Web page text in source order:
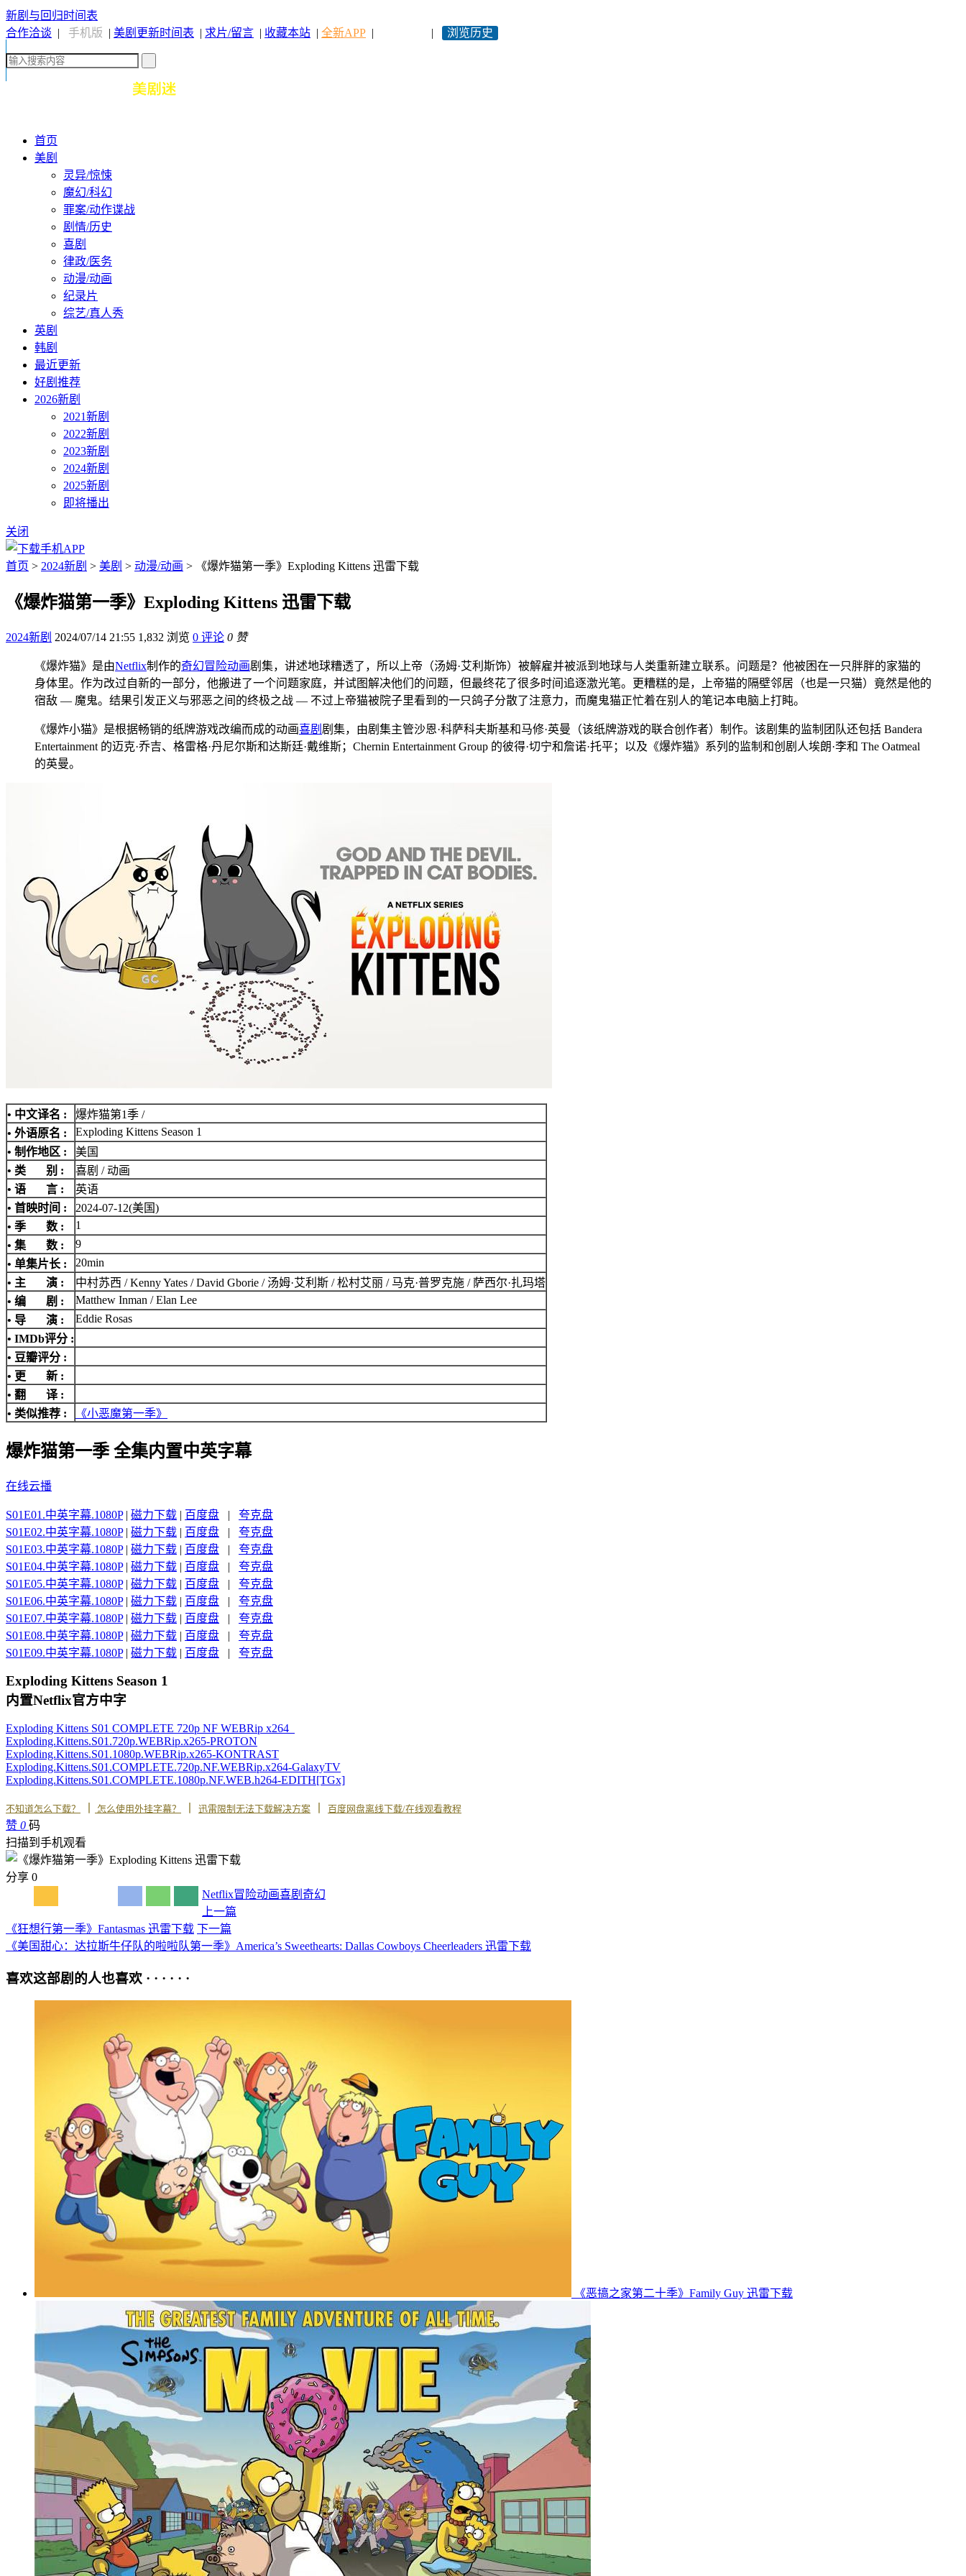
新剧与回归时间表
合作洽谈 | 手机版 | 美剧更新时间表 | 求片/留言 | 收藏本站 | 全新APP | | 浏览历史
首页
美剧
灵异/惊悚
魔幻/科幻
罪案/动作谍战
剧情/历史
喜剧
律政/医务
动漫/动画
纪录片
综艺/真人秀
英剧
韩剧
最近更新
好剧推荐
2026新剧
2021新剧
2022新剧
2023新剧
2024新剧
2025新剧
即将播出
关闭
首页 > 2024新剧 > 美剧 > 动漫/动画 > 《爆炸猫第一季》Exploding Kittens 迅雷下载
《爆炸猫第一季》Exploding Kittens 迅雷下载
2024新剧 2024/07/14 21:55 1,832 浏览 0 评论 0 赞
《爆炸猫》是由Netflix制作的奇幻冒险动画剧集，讲述地球糟透了，所以上帝（汤姆·艾利斯饰）被解雇并被派到地球与人类重新建立联系。问题是？他被困在一只胖胖的家猫的
身体里。作为改过自新的一部分，他搬进了一个问题家庭，并试图解决他们的问题，但最终花了很多时间追逐激光笔。更糟糕的是，上帝猫的隔壁邻居（也是一只猫）竟然是他的
宿敌 — 魔鬼。结果引发正义与邪恶之间的终极之战 — 不过上帝猫被院子里看到的一只鸽子分散了注意力，而魔鬼猫正忙着在别人的笔记本电脑上打盹。
《爆炸小猫》是根据畅销的纸牌游戏改编而成的动画喜剧 剧集，由剧集主管沙恩·科萨科夫斯基和马修·英曼（该纸牌游戏的联合创作者）制作。该剧集的监制团队还包括 Bandera
Entertainment 的迈克·乔吉、格雷格·丹尼尔斯和达斯廷·戴维斯；Chernin Entertainment Group 的彼得·切宁和詹诺·托平；以及《爆炸猫》系列的监制和创剧人埃朗·李和 The Oatmeal
的英曼。
• 中文译名 :
爆炸猫第1季 /
• 外语原名 :
Exploding Kittens Season 1
• 制作地区 :
美国
• 类 别 :
喜剧 / 动画
• 语 言 :
英语
• 首映时间 :
2024-07-12(美国)
• 季 数 :
1
• 集 数 :
9
• 单集片长 :
20min
• 主 演 :
中村苏西 / Kenny Yates / David Gborie / 汤姆·艾利斯 / 松村艾丽 / 马克·普罗克施 / 萨西尔·扎玛塔
• 编 剧 :
Matthew Inman / Elan Lee
• 导 演 :
Eddie Rosas
• IMDb评分 :
• 豆瓣评分 :
• 更 新 :
• 翻 译 :
• 类似推荐 :
《小恶魔第一季》
爆炸猫第一季 全集内置中英字幕
在线云播
S01E01.中英字幕.1080P| 磁力下载 | 百度盘 | 夸克盘
S01E02.中英字幕.1080P| 磁力下载 | 百度盘 | 夸克盘
S01E03.中英字幕.1080P| 磁力下载 | 百度盘 | 夸克盘
S01E04.中英字幕.1080P| 磁力下载 | 百度盘 | 夸克盘
S01E05.中英字幕.1080P| 磁力下载 | 百度盘 | 夸克盘
S01E06.中英字幕.1080P| 磁力下载 | 百度盘 | 夸克盘
S01E07.中英字幕.1080P| 磁力下载 | 百度盘 | 夸克盘
S01E08.中英字幕.1080P| 磁力下载 | 百度盘 | 夸克盘
S01E09.中英字幕.1080P| 磁力下载 | 百度盘 | 夸克盘
Exploding Kittens Season 1
内置Netflix官方中字
Exploding Kittens S01 COMPLETE 720p NF WEBRip x264
Exploding.Kittens.S01.720p.WEBRip.x265-PROTON
Exploding.Kittens.S01.1080p.WEBRip.x265-KONTRAST
Exploding.Kittens.S01.COMPLETE.720p.NF.WEBRip.x264-GalaxyTV
Exploding.Kittens.S01.COMPLETE.1080p.NF.WEB.h264-EDITH[TGx]
不知道怎么下载？ 怎么使用外挂字幕？ 迅雷限制无法下载解决方案 百度网盘离线下载/在线观看教程
赞 0 码
扫描到手机观看
分享 0
Netflix冒险动画喜剧 奇幻
上一篇
《狂想行第一季》Fantasmas 迅雷下载 下一篇
《美国甜心：达拉斯牛仔队的啦啦队第一季》America’s Sweethearts: Dallas Cowboys Cheerleaders 迅雷下载
喜欢这部剧的人也喜欢 · · · · · ·
《恶搞之家第二十季》Family Guy 迅雷下载